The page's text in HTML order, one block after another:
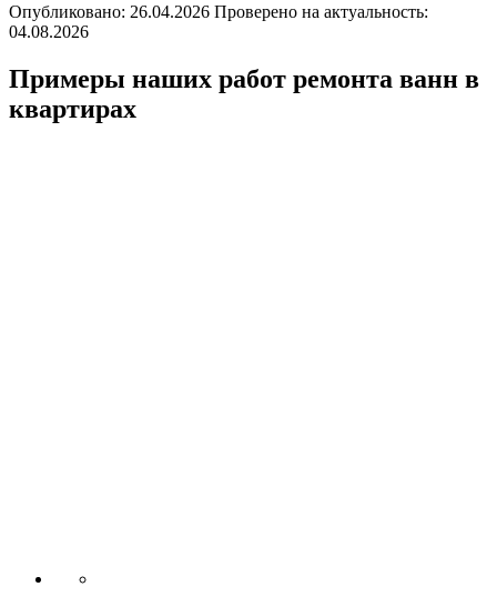
Опубликовано: 26.04.2026 Проверено на актуальность:
04.08.2026
Примеры наших работ ремонта ванн в
квартирах